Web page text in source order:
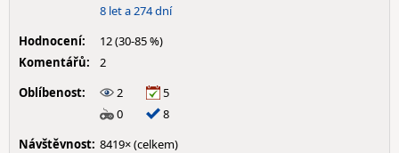
8 let a 274 dní
Hodnocení:
12 (30-85 %)
Komentářů:
2
Oblíbenost:
2
5
0
8
Návštěvnost: 8419× (celkem)